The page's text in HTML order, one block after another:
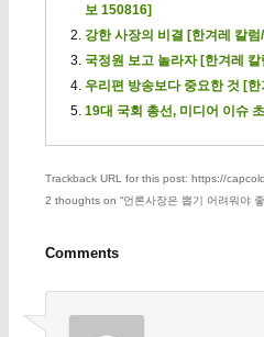
보 150816]
강한 사장의 비결 [한겨레 칼
국정원 보고 놀라자 [한겨레
우리편 방송보다 중요한 것 [
19대 국회 총선, 미디어 이슈
Trackback URL for this post: https://
2 thoughts on “언론사장은 뽑기 어려워야
Comments